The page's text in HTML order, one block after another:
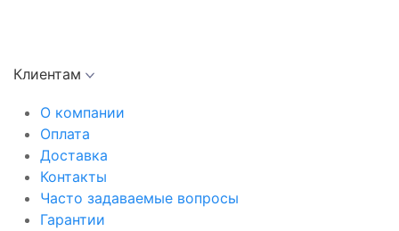
Клиентам
О компании
Оплата
Доставка
Контакты
Часто задаваемые вопросы
Гарантии